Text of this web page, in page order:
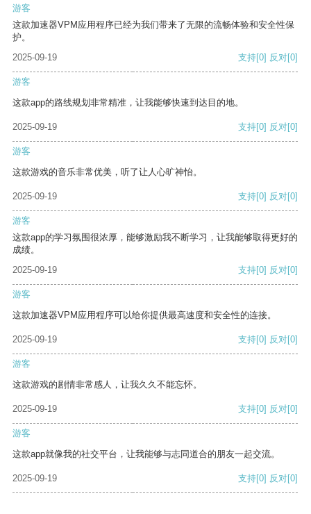
游客
这款加速器VPM应用程序已经为我们带来了无限的流畅体验和安全性保
护。
2025-09-19
支持[0] 反对[0]
游客
这款app的路线规划非常精准，让我能够快速到达目的地。
2025-09-19 支持[0] 反对[0]
游客
这款游戏的音乐非常优美，听了让人心旷神怡。
2025-09-19 支持[0] 反对[0]
游客
这款app的学习氛围很浓厚，能够激励我不断学习，让我能够取得更好的
成绩。
2025-09-19
支持[0] 反对[0]
游客
这款加速器VPM应用程序可以给你提供最高速度和安全性的连接。
2025-09-19 支持[0] 反对[0]
游客
这款游戏的剧情非常感人，让我久久不能忘怀。
2025-09-19 支持[0] 反对[0]
游客
这款app就像我的社交平台，让我能够与志同道合的朋友一起交流。
2025-09-19 支持[0] 反对[0]